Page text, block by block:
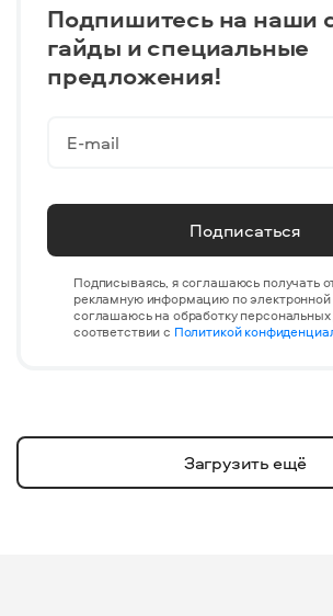
Подпишитесь на наши
гайды и специальные
предложения!
Подписаться
Подписываясь, я соглашаюсь получать
рекламную информацию по электронной
соглашаюсь на обработку
соответствии с Политикой
Загрузить ещё